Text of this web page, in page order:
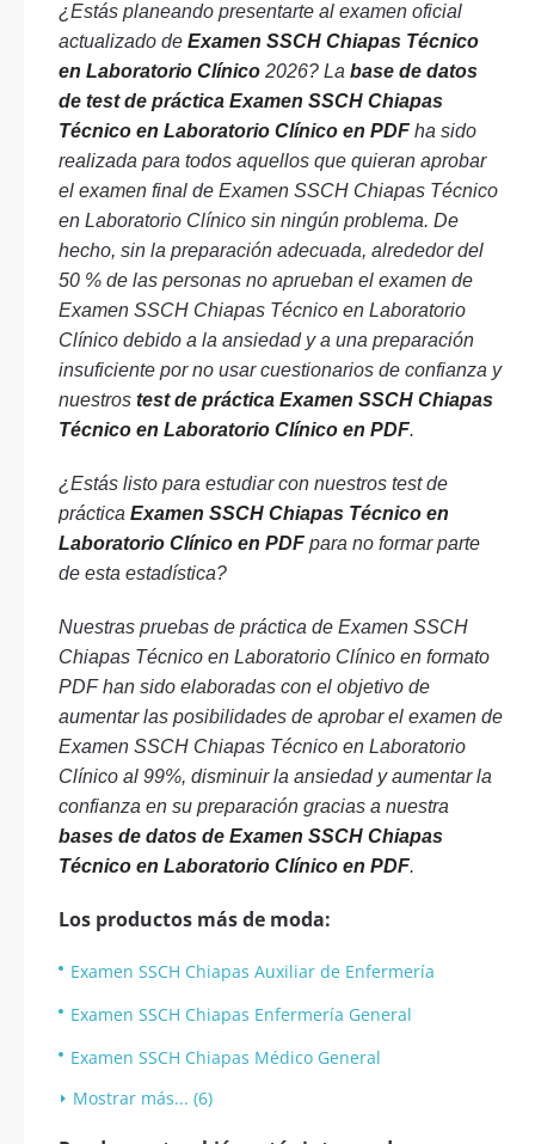
¿Estás planeando presentarte al examen oficial
actualizado de Examen SSCH Chiapas Técnico
en Laboratorio Clínico 2026? La base de datos
de test de práctica Examen SSCH Chiapas
Técnico en Laboratorio Clínico en PDF ha sido
realizada para todos aquellos que quieran aprobar
el examen final de Examen SSCH Chiapas Técnico
en Laboratorio Clínico sin ningún problema. De
hecho, sin la preparación adecuada, alrededor del
50 % de las personas no aprueban el examen de
Examen SSCH Chiapas Técnico en Laboratorio
Clínico debido a la ansiedad y a una preparación
insuficiente por no usar cuestionarios de confianza y
nuestros test de práctica Examen SSCH Chiapas
Técnico en Laboratorio Clínico en PDF.
¿Estás listo para estudiar con nuestros test de
práctica Examen SSCH Chiapas Técnico en
Laboratorio Clínico en PDF para no formar parte
de esta estadística?
Nuestras pruebas de práctica de Examen SSCH
Chiapas Técnico en Laboratorio Clínico en formato
PDF han sido elaboradas con el objetivo de
aumentar las posibilidades de aprobar el examen de
Examen SSCH Chiapas Técnico en Laboratorio
Clínico al 99%, disminuir la ansiedad y aumentar la
confianza en su preparación gracias a nuestra
bases de datos de Examen SSCH Chiapas
Técnico en Laboratorio Clínico en PDF.
Los productos más de moda:
Examen SSCH Chiapas Auxiliar de Enfermería
Examen SSCH Chiapas Enfermería General
Examen SSCH Chiapas Médico General
Mostrar más... (6)